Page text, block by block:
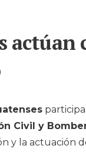
actúan
Civil y
y la actuación